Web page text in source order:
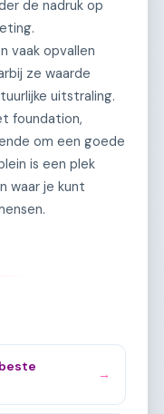
de nadruk op
vaak opvallen
ze waarde
uitstraling.
foundation,
om een goede
is een plek
waar je kunt
→